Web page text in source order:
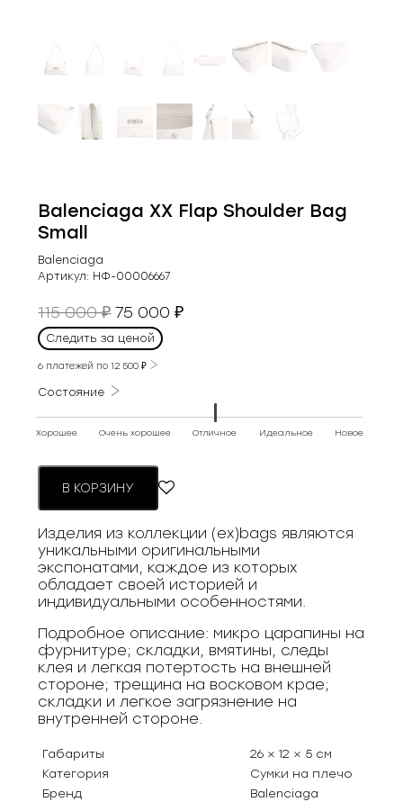
Balenciaga XX Flap Shoulder Bag
Small
Balenciaga
Артикул: НФ-00006667
115 000₽ Первоначальная
цена
составляла
115
000 ₽.
75 000₽Текущая
Следить за ценой
6 платежей по12 500₽
Состояние
Хорошее Очень хорошее Отличное Идеальное Новое
В КОРЗИНУ
Изделия из коллекции (ex)bags являются
уникальными оригинальными
экспонатами, каждое из которых
обладает своей историей и
индивидуальными особенностями.
Подробное описание: микро царапины на
фурнитуре; складки, вмятины, следы
клея и легкая потертость на внешней
стороне; трещина на восковом крае;
складки и легкое загрязнение на
внутренней стороне.
Габариты
26 × 12 × 5 см
Категория
Сумки на плечо
Бренд
Balenciaga